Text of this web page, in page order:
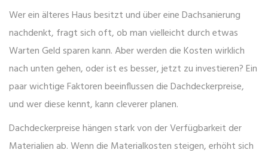
Wer ein älteres Haus besitzt und über eine Dachsanierung
nachdenkt, fragt sich oft, ob man vielleicht durch etwas
Warten Geld sparen kann. Aber werden die Kosten wirklich
nach unten gehen, oder ist es besser, jetzt zu investieren? Ein
paar wichtige Faktoren beeinflussen die Dachdeckerpreise,
und wer diese kennt, kann cleverer planen.
Dachdeckerpreise hängen stark von der Verfügbarkeit der
Materialien ab. Wenn die Materialkosten steigen, erhöht sich